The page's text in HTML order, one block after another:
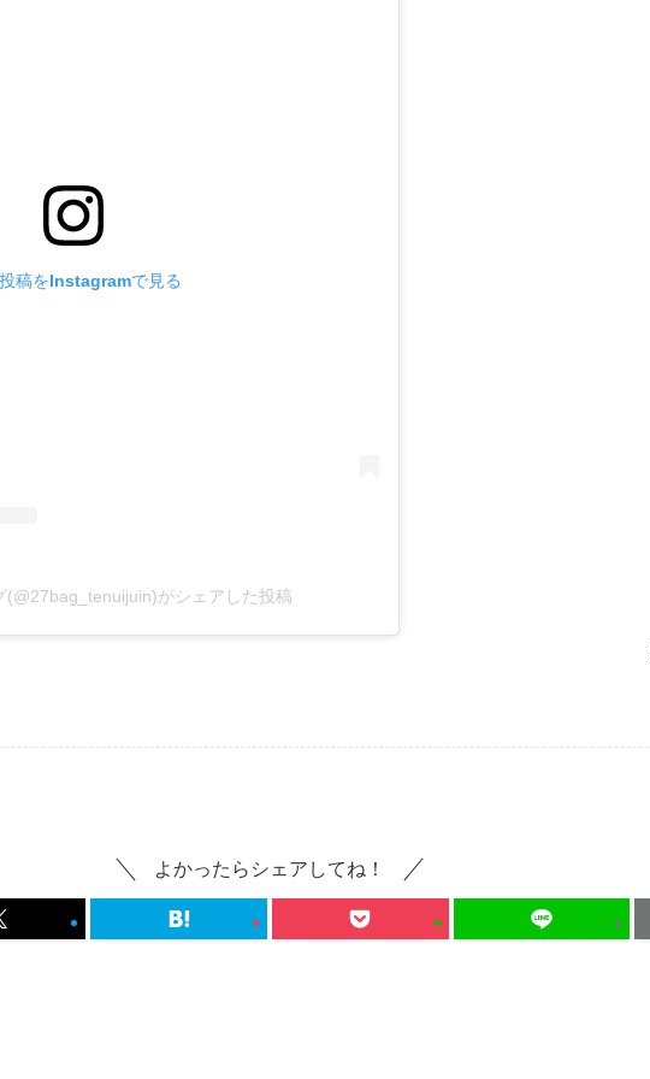
稿をInstagramで見る
(@27bag_tenuijuin)がシェアした投稿
よかったらシェアしてね！